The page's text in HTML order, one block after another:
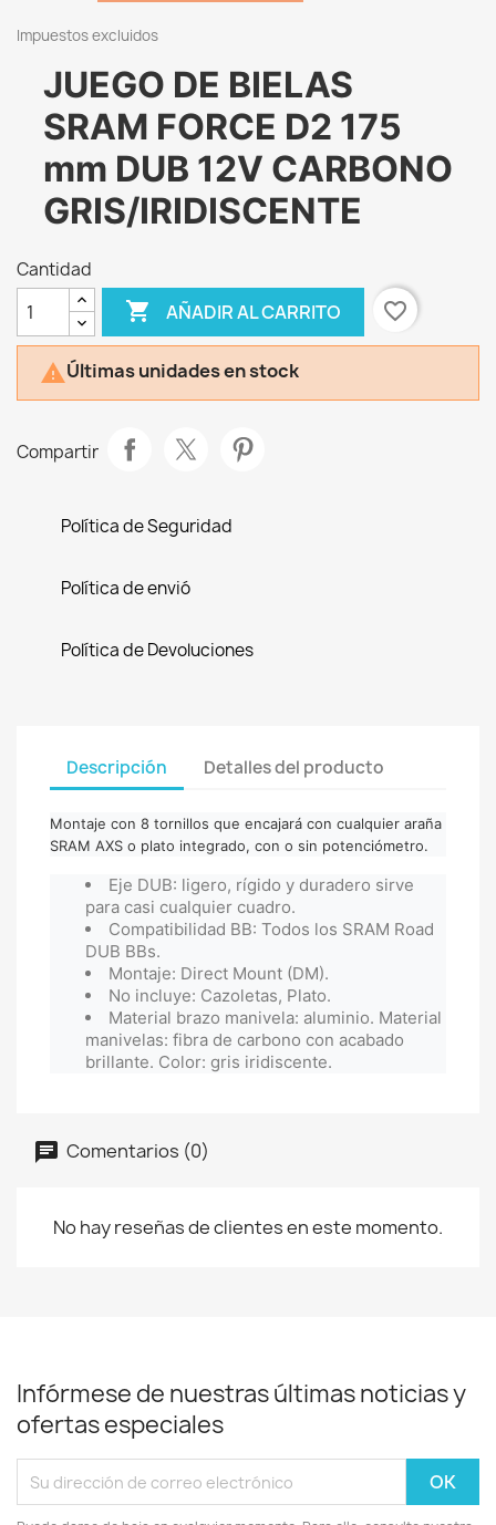
Impuestos excluidos
JUEGO DE BIELAS
SRAM FORCE D2 175
mm DUB 12V CARBONO
GRIS/IRIDISCENTE
Cantidad
 AÑADIR AL CARRITO favorite_border
Últimas unidades en stock
Compartir
Política de Seguridad
Política de envió
Política de Devoluciones
Descripción Detalles del producto
Montaje con 8 tornillos que encajará con cualquier araña
SRAM AXS o plato integrado, con o sin potenciómetro.
Eje DUB: ligero, rígido y duradero sirve
para casi cualquier cuadro.
Compatibilidad BB: Todos los SRAM Road
DUB BBs.
Montaje: Direct Mount (DM).
No incluye: Cazoletas, Plato.
Material brazo manivela: aluminio. Material
manivelas: fibra de carbono con acabado
brillante. Color: gris iridiscente.
Comentarios (0)
No hay reseñas de clientes en este momento.
Infórmese de nuestras últimas noticias y
ofertas especiales